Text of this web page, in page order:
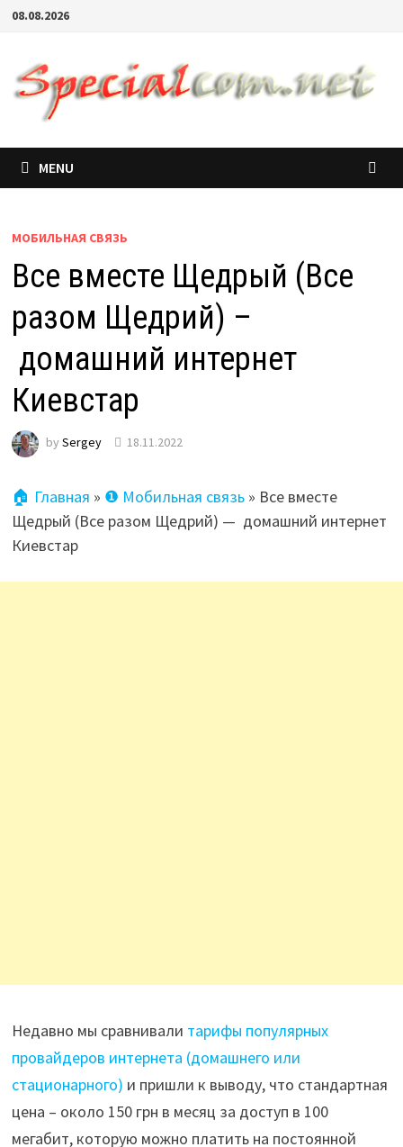
08.08.2026
MENU
МОБИЛЬНАЯ СВЯЗЬ
Все вместе Щедрый (Все
разом Щедрий) –
домашний интернет
Киевстар
by Sergey 18.11.2022
🏠 Главная » ❶ Мобильная связь» Все вместе
Щедрый (Все разом Щедрий) — домашний интернет
Киевстар
Недавно мы сравнивали тарифы популярных
провайдеров интернета (домашнего или
стационарного) и пришли к выводу, что стандартная
цена – около 150 грн в месяц за доступ в 100
мегабит, которую можно платить на постоянной